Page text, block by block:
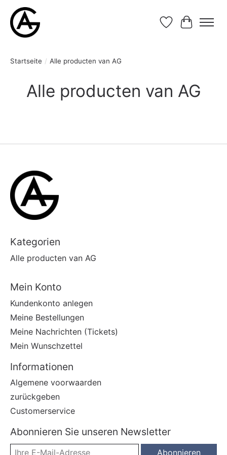
Wunschzettel
Ihr
Startseite / Alle producten van AG
Alle producten van AG
Kategorien
Alle producten van AG
Mein Konto
Kundenkonto anlegen
Meine Bestellungen
Meine Nachrichten (Tickets)
Mein Wunschzettel
Informationen
Algemene voorwaarden
zurückgeben
Customerservice
Abonnieren Sie unseren Newsletter
Abonnieren